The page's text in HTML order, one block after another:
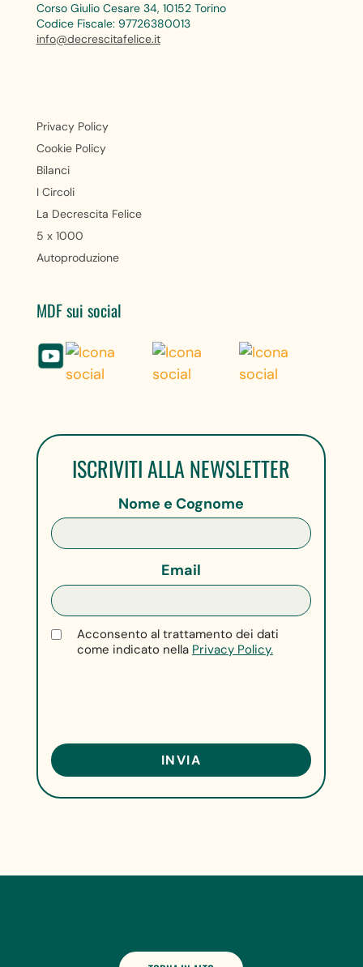
Corso Giulio Cesare 34, 10152 Torino
Codice Fiscale: 97726380013
info@decrescitafelice.it
Privacy Policy
Cookie Policy
Bilanci
I Circoli
La Decrescita Felice
5 x 1000
Autoproduzione
MDF sui social
ISCRIVITI ALLA NEWSLETTER
Nome e Cognome
Email
Acconsento al trattamento dei dati
come indicato nella Privacy Policy.